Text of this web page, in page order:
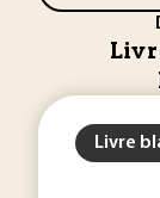
Livre